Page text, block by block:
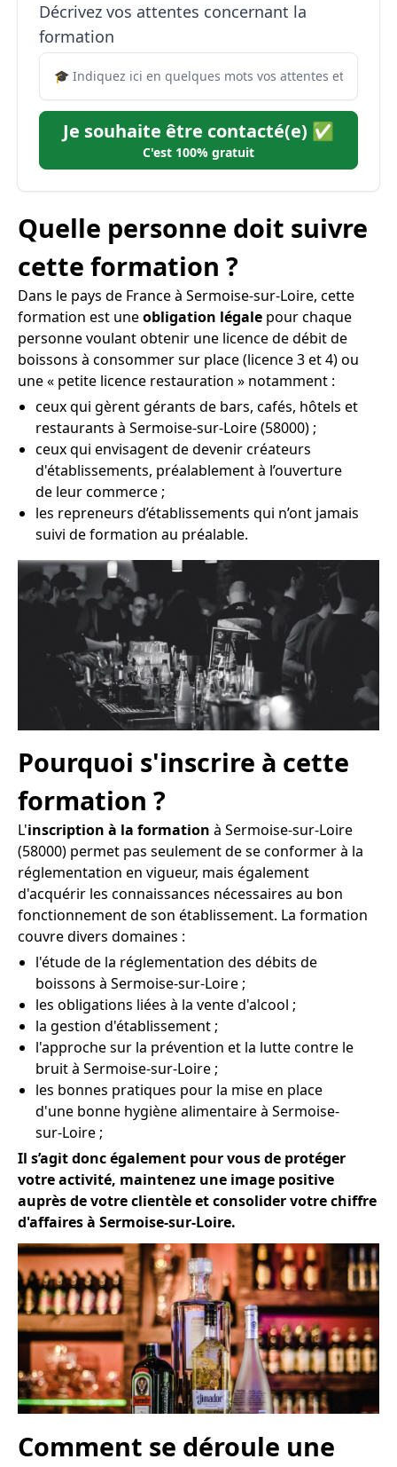
Décrivez vos attentes concernant la
formation
Je souhaite être contacté(e) ✅
C'est 100% gratuit
Quelle personne doit suivre
cette formation ?
Dans le pays de France à Sermoise-sur-Loire, cette
formation est uneobligation légale pour chaque
personne voulant obtenir une licence de débit de
boissons à consommer sur place (licence 3 et 4) ou
une « petite licence restauration » notamment :
ceux qui gèrent gérants de bars, cafés, hôtels et
restaurants à Sermoise-sur-Loire (58000) ;
ceux qui envisagent de devenir créateurs
d'établissements, préalablement à l’ouverture
de leur commerce ;
les repreneurs d’établissements qui n’ont jamais
suivi de formation au préalable.
Pourquoi s'inscrire à cette
formation ?
L'inscription à la formation à Sermoise-sur-Loire
(58000) permet pas seulement de se conformer à la
réglementation en vigueur, mais également
d'acquérir les connaissances nécessaires au bon
fonctionnement de son établissement. La formation
couvre divers domaines :
l'étude de la réglementation des débits de
boissons à Sermoise-sur-Loire ;
les obligations liées à la vente d'alcool ;
la gestion d'établissement ;
l'approche sur la prévention et la lutte contre le
bruit à Sermoise-sur-Loire ;
les bonnes pratiques pour la mise en place
d'une bonne hygiène alimentaire à Sermoise-
sur-Loire ;
Il s’agit donc également pour vous de protéger
votre activité, maintenez une image positive
auprès de votre clientèle et consolider votre chiffre
d'affaires à Sermoise-sur-Loire.
Comment se déroule une